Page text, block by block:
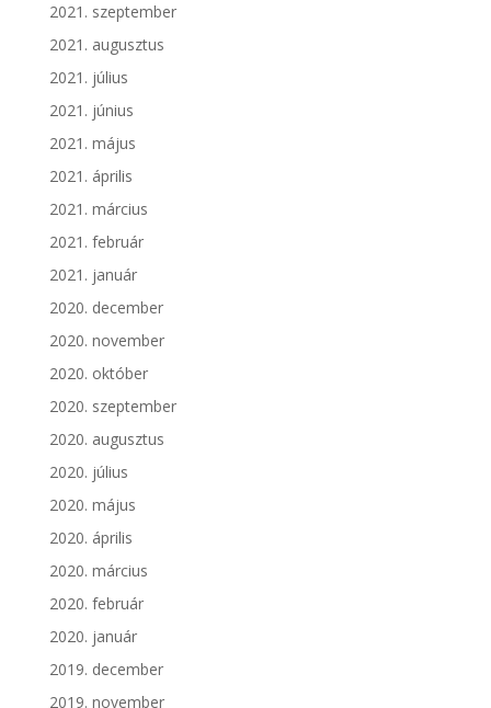
2021. szeptember
2021. augusztus
2021. július
2021. június
2021. május
2021. április
2021. március
2021. február
2021. január
2020. december
2020. november
2020. október
2020. szeptember
2020. augusztus
2020. július
2020. május
2020. április
2020. március
2020. február
2020. január
2019. december
2019. november